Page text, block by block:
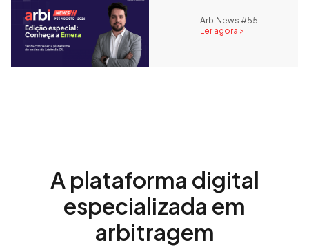
ArbiNews #55
Ler agora >
A plataforma digital
especializada em
arbitragem